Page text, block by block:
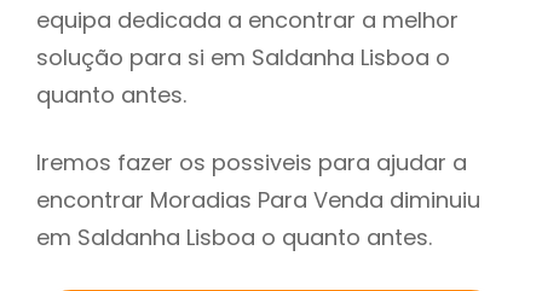
equipa dedicada a encontrar a melhor
solução para si em Saldanha Lisboa o
quanto antes.
Iremos fazer os possiveis para ajudar a
encontrar Moradias Para Venda diminuiu
em Saldanha Lisboa o quanto antes.